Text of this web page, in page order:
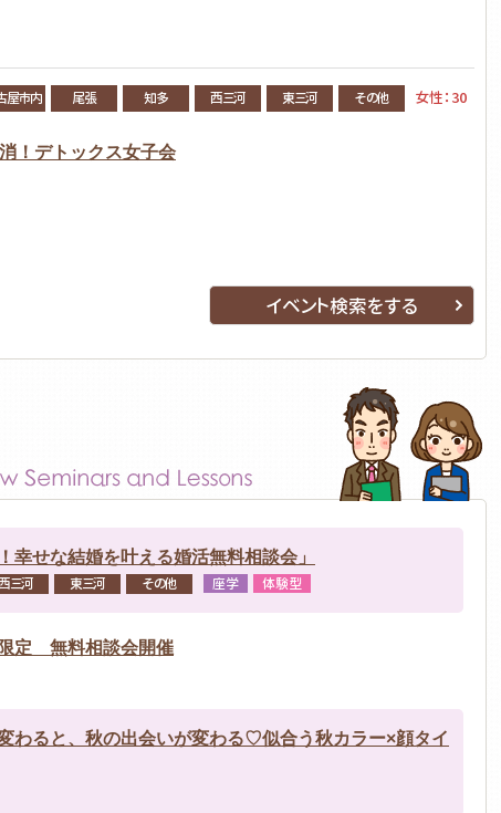
屋市内 尾張 知多 西三河 東三河 その他
女性：30
！デトックス女子会
西三河
男性：20代後半～30代後半 女
年08月31日（月） 尾張
男性：20代後半～40代後半 女性：20
での方 独身女性：26歳以上50歳までの方
市内 尾張 知多
30代後半
の間）
性｜清須市内在住もしくは在勤 女性｜愛知県内在住もしくは在勤
イベント検索をする
幸せな結婚を叶える婚活無料相談会」
三河 東三河 その他 座学 体験型
定 無料相談会開催
わると、秋の出会いが変わる♡似合う秋カラー×顔タイ